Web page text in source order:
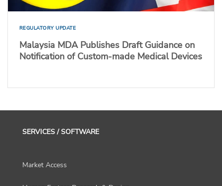
REGULATORY UPDATE
Malaysia MDA Publishes Draft Guidance on
Notification of Custom-made Medical Devices
SERVICES / SOFTWARE
Market Access